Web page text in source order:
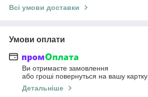
Всі умови доставки
Умови оплати
Ви отримаєте замовлення
або гроші повернуться на вашу картку
Детальніше